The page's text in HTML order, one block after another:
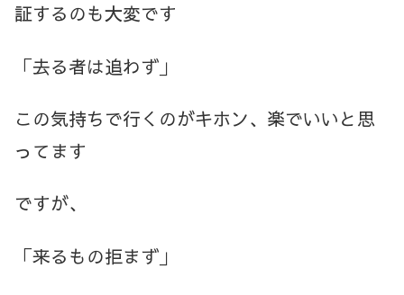
証するのも大変です
「去る者は追わず」
この気持ちで行くのがキホン、楽でいいと思
ってます
ですが、
「来るもの拒まず」